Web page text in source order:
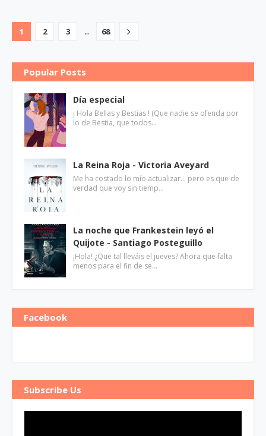
1 2 3 ... 68
Popular Posts
Día especial
¡ Hola Bellas y Bestias ! (Que nadie se ofenda por
lo de Bestia, que todos…
La Reina Roja - Victoria Aveyard
Me ha costado lo mío actualizar... pero es que de
verdad que voy sin tiemp…
La noche que Frankestein leyó el
Quijote - Santiago Posteguillo
¡Hola! ¿Que tal lleváis el jueves? Ahora que falta
menos para el fin de se…
Facebook
Subscribe Us